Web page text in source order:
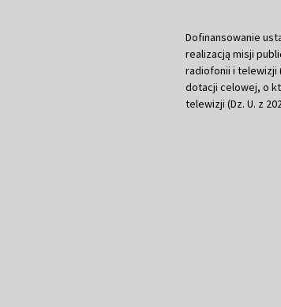
Dofinansowanie
realizacją misji
radiofonii i telewizji
dotacji celowej, o
telewizji (Dz. U. z